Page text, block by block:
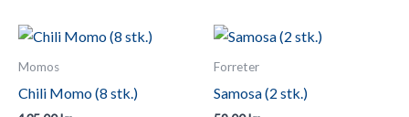
Momos
Chili Momo (8 stk.)
Forreter
Samosa (2 stk.)